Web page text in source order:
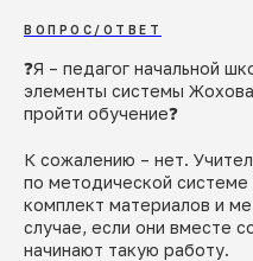
ВОПРОС/ОТВЕТ
❓Я – педагог начальной
элементы системы
пройти обучение❓
К сожалению – нет.
по методической
комплект материалов и
случае, если они вместе
начинают такую работу.